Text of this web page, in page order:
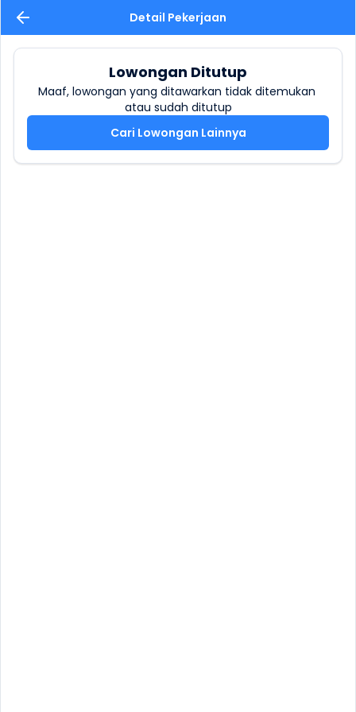
Detail Pekerjaan
Lowongan Ditutup
Maaf, lowongan yang ditawarkan tidak ditemukan
atau sudah ditutup
Cari Lowongan Lainnya